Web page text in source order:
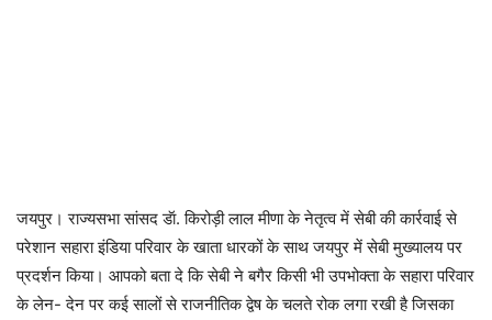
जयपुर। राज्यसभा सांसद डॅा. किरोड़ी लाल मीणा के नेतृत्व में सेबी की कार्रवाई से
परेशान सहारा इंडिया परिवार के खाता धारकों के साथ जयपुर में सेबी मुख्यालय पर
प्रदर्शन किया। आपको बता दे कि सेबी ने बगैर किसी भी उपभोक्ता के सहारा परिवार
के लेन- देन पर कई सालों से राजनीतिक द्वेष के चलते रोक लगा रखी है जिसका